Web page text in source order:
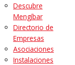
Descubre
Mengíbar
Directorio de
Empresas
Asociaciones
Instalaciones